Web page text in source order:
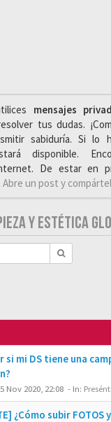
mensajes
tus dudas.
sabiduría. Si lo
disponible.
De estar en
Abre un post y
Y ESTÉTICA
si mi DS tiene una
Nov 2020, 22:08 - In:
¿Cómo subir FOTOS